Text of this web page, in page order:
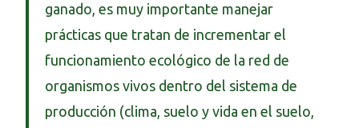
ganado, es muy importante manejar
prácticas que tratan de incrementar el
funcionamiento ecológico de la red de
organismos vivos dentro del sistema de
producción (clima, suelo y vida en el suelo,